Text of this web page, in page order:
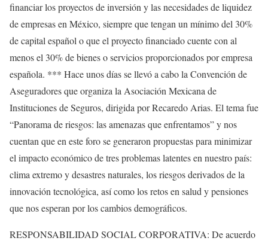
financiar los proyectos de inversión y las necesidades de liquidez
de empresas en México, siempre que tengan un mínimo del 30%
de capital español o que el proyecto financiado cuente con al
menos el 30% de bienes o servicios proporcionados por empresa
española. *** Hace unos días se llevó a cabo la Convención de
Aseguradores que organiza la Asociación Mexicana de
Instituciones de Seguros, dirigida por Recaredo Arias. El tema fue
“Panorama de riesgos: las amenazas que enfrentamos” y nos
cuentan que en este foro se generaron propuestas para minimizar
el impacto económico de tres problemas latentes en nuestro país:
clima extremo y desastres naturales, los riesgos derivados de la
innovación tecnológica, así como los retos en salud y pensiones
que nos esperan por los cambios demográficos.
RESPONSABILIDAD SOCIAL CORPORATIVA: De acuerdo